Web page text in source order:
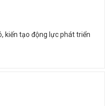
kiến tạo động lực phát triển